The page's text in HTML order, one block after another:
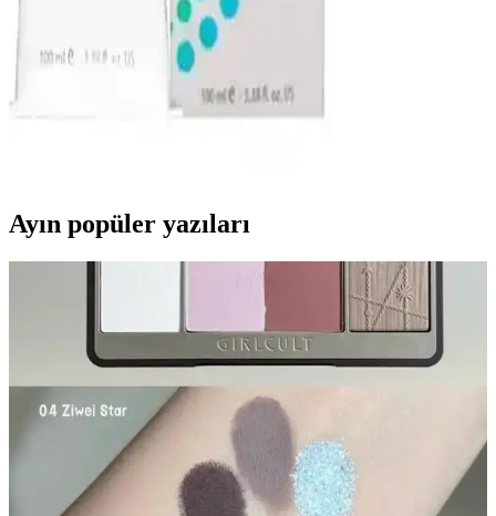
Color Naturel Saç Boyası 7.77 Açık Çikolata Kahve:
Kolay Uygulama ile Güvenli Sonuçlar
Color Naturel Saç Boyası 7.77 açık çikolata kahve, krem formu ile
kolay uygulama ve homojen renk sağlar. Argan yağı, soya yağı ve
Ayın popüler yazıları